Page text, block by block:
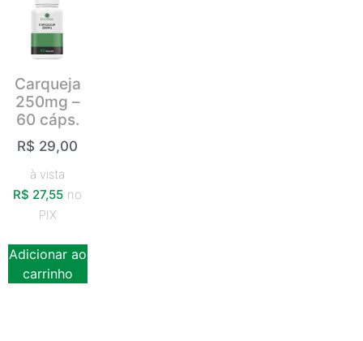
Carqueja
250mg –
60 cáps.
R$ 29,00
à vista
R$ 27,55 no
PIX
Adicionar ao
carrinho